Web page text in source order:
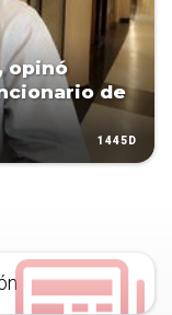
opinó
de
1445D